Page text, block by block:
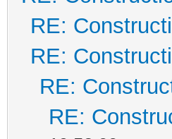
RE:
RE:
RE:
RE: